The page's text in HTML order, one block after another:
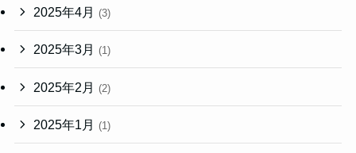
2025年4月 (3)
2025年3月 (1)
2025年2月 (2)
2025年1月 (1)